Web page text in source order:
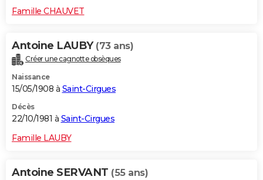
Famille CHAUVET
Antoine LAUBY (73 ans)
Créer une cagnotte obsèques
Naissance
15/05/1908 à Saint-Cirgues
Décès
22/10/1981 à Saint-Cirgues
Famille LAUBY
Antoine SERVANT (55 ans)